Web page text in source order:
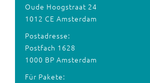
Oude Hoogstraat 24
1012 CE Amsterdam
Postadresse:
Postfach 1628
1000 BP Amsterdam
Für Pakete: